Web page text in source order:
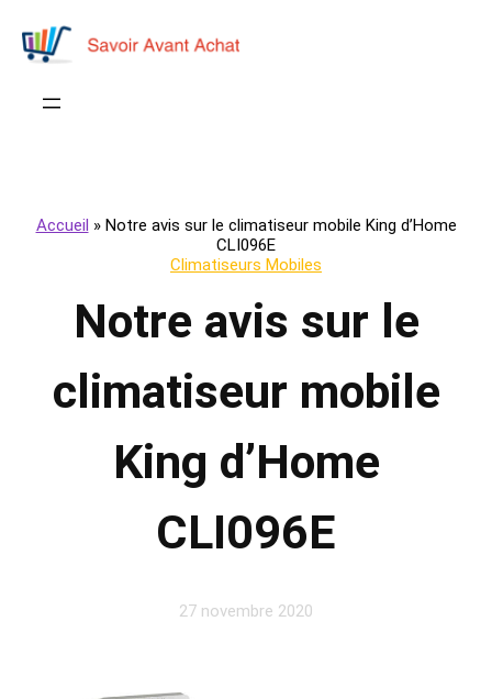
Accueil » Notre avis sur le climatiseur mobile King d’Home
CLI096E
Climatiseurs Mobiles
Notre avis sur le
climatiseur mobile
King d’Home
CLI096E
27 novembre 2020